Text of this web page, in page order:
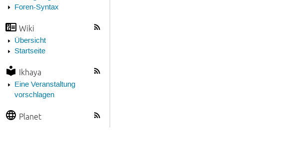
Foren-Syntax
Wiki
Übersicht
Startseite
Ikhaya
Eine Veranstaltung
vorschlagen
Planet